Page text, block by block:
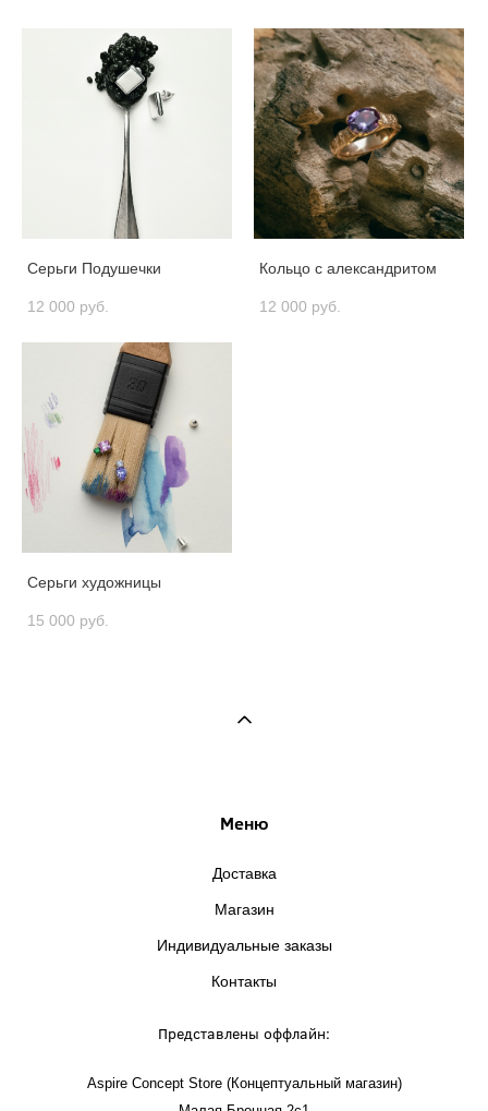
Серьги Подушечки
12 000 pуб.
Кольцо с александритом
12 000 pуб.
Серьги художницы
15 000 pуб.
Меню
Доставка
Магазин
Индивидуальные заказы
Контакты
Представлены оффлайн:
Aspire Concept Store (Концептуальный магазин)